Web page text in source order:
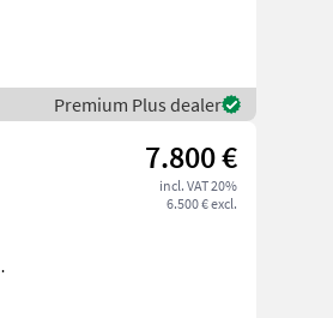
Premium Plus dealer
7.800 €
incl. VAT 20%
6.500 € excl.